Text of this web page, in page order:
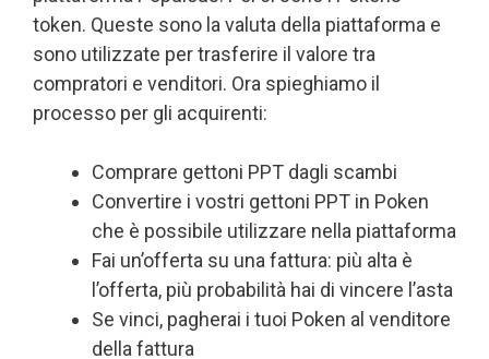
token. Queste sono la valuta della piattaforma e
sono utilizzate per trasferire il valore tra
compratori e venditori. Ora spieghiamo il
processo per gli acquirenti:
Comprare gettoni PPT dagli scambi
Convertire i vostri gettoni PPT in Poken
che è possibile utilizzare nella piattaforma
Fai un’offerta su una fattura: più alta è
l’offerta, più probabilità hai di vincere l’asta
Se vinci, pagherai i tuoi Poken al venditore
della fattura